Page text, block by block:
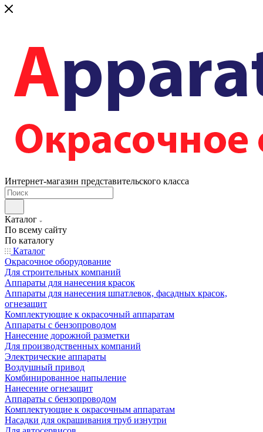
Интернет-магазин представительского класса
Каталог
По всему сайту
По каталогу
Каталог
Окрасочное оборудование
Для строительных компаний
Аппараты для нанесения красок
Аппараты для нанесения шпатлевок, фасадных красок,
огнезащит
Комплектующие к окрасочный аппаратам
Аппараты с бензопроводом
Нанесение дорожной разметки
Для производственных компаний
Электрические аппараты
Воздушный привод
Комбинированное напыление
Нанесение огнезащит
Аппараты с бензопроводом
Комплектующие к окрасочным аппаратам
Насадки для окрашивания труб изнутри